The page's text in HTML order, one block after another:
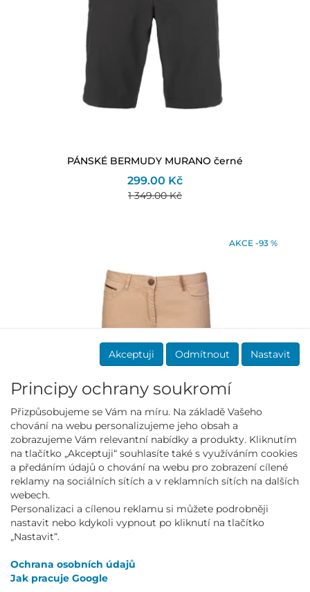
PÁNSKÉ BERMUDY MURANO černé
299.00 Kč
1 349.00 Kč
AKCE -93 %
DÁMSKÁ BERMUDY LANA béžové
99.00 Kč
Akceptuji Odmítnout Nastavit
Principy ochrany soukromí
Přizpůsobujeme se Vám na míru. Na základě Vašeho
chování na webu personalizujeme jeho obsah a
zobrazujeme Vám relevantní nabídky a produkty. Kliknutím
na tlačítko „Akceptuji“ souhlasíte také s využíváním cookies
a předáním údajů o chování na webu pro zobrazení cílené
reklamy na sociálních sítích a v reklamních sítích na dalších
webech.
Personalizaci a cílenou reklamu si můžete podrobněji
nastavit nebo kdykoli vypnout po kliknutí na tlačítko
„Nastavit“.
Ochrana osobních údajů
Jak pracuje Google